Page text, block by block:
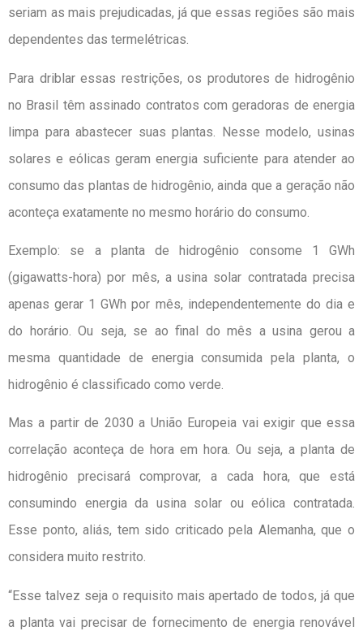
seriam as mais prejudicadas, já que essas regiões são mais
dependentes das termelétricas.
Para driblar essas restrições, os produtores de hidrogênio
no Brasil têm assinado contratos com geradoras de energia
limpa para abastecer suas plantas. Nesse modelo, usinas
solares e eólicas geram energia suficiente para atender ao
consumo das plantas de hidrogênio, ainda que a geração não
aconteça exatamente no mesmo horário do consumo.
Exemplo: se a planta de hidrogênio consome 1 GWh
(gigawatts-hora) por mês, a usina solar contratada precisa
apenas gerar 1 GWh por mês, independentemente do dia e
do horário. Ou seja, se ao final do mês a usina gerou a
mesma quantidade de energia consumida pela planta, o
hidrogênio é classificado como verde.
Mas a partir de 2030 a União Europeia vai exigir que essa
correlação aconteça de hora em hora. Ou seja, a planta de
hidrogênio precisará comprovar, a cada hora, que está
consumindo energia da usina solar ou eólica contratada.
Esse ponto, aliás, tem sido criticado pela Alemanha, que o
considera muito restrito.
“Esse talvez seja o requisito mais apertado de todos, já que
a planta vai precisar de fornecimento de energia renovável